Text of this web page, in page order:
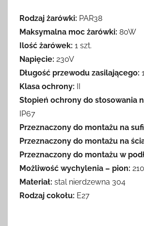
Rodzaj żarówki: PAR38
Maksymalna moc żarówki: 80W
Ilość żarówek: 1 szt.
Napięcie: 230V
Długość przewodu zasilającego:
Klasa ochrony: II
Stopień ochrony do stosowania
IP67
Przeznaczony do montażu na
Przeznaczony do montażu na
Przeznaczony do montażu w
Możliwość wychylenia – pion:
Materiał: stal nierdzewna 304
Rodzaj cokołu: E27